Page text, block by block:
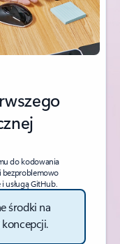
do kodowania
bezproblemowo
usługą GitHub.
środki na